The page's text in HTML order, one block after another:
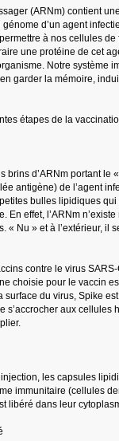
(ARNm) contient
génome d’un agent
à nos cellules
une protéine de cet
Notre système
garder la mémoire,
étapes de la
brins d’ARNm portant le
antigène) de l’agent
bulles lipidiques qui
En effet, l’ARNm
« Nu » et à l’extérieur, il
contre le virus
choisie pour le vaccin
surface du virus, Spike
s’accrocher aux cellules
les capsules
immunitaire (cellules
libéré dans leur